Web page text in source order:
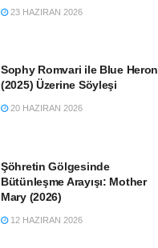
23 HAZIRAN 2026
Sophy Romvari ile Blue Heron
(2025) Üzerine Söyleşi
20 HAZIRAN 2026
Şöhretin Gölgesinde
Bütünleşme Arayışı: Mother
Mary (2026)
12 HAZIRAN 2026